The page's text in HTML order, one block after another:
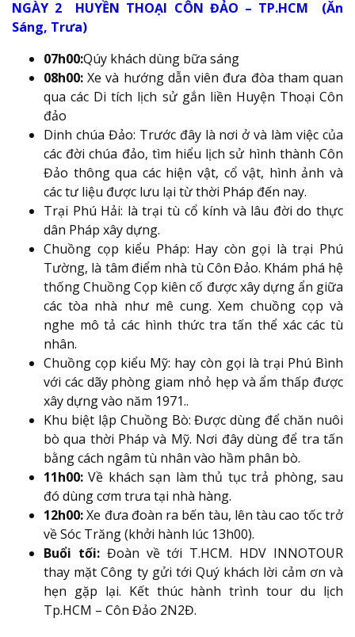
NGÀY 2 HUYỀN THOẠI CÔN ĐẢO – TP.HCM (Ăn
Sáng, Trưa)
07h00:Qúy khách dùng bữa sáng
08h00:Xe và hướng dẫn viên đưa đòa tham quan
qua các Di tích lịch sử gắn liền Huyện Thoại Côn
đảo
Dinh chúa Đảo: Trước đây là nơi ở và làm việc của
các đời chúa đảo, tìm hiểu lịch sử hình thành Côn
Đảo thông qua các hiện vật, cổ vật, hình ảnh và
các tư liệu được lưu lại từ thời Pháp đến nay.
Trại Phú Hải: là trại tù cổ kính và lâu đời do thực
dân Pháp xây dựng.
Chuồng cọp kiểu Pháp: Hay còn gọi là trại Phú
Tường, là tâm điểm nhà tù Côn Đảo. Khám phá hệ
thống Chuồng Cọp kiên cố được xây dựng ẩn giữa
các tòa nhà như mê cung. Xem chuồng cọp và
nghe mô tả các hình thức tra tấn thể xác các tù
nhân.
Chuồng cọp kiểu Mỹ: hay còn gọi là trại Phú Bình
với các dãy phòng giam nhỏ hẹp và ẩm thấp được
xây dựng vào năm 1971..
Khu biệt lập Chuồng Bò: Được dùng để chăn nuôi
bò qua thời Pháp và Mỹ. Nơi đây dùng để tra tấn
bằng cách ngâm tù nhân vào hầm phân bò.
11h00: Về khách sạn làm thủ tục trả phòng, sau
đó dùng cơm trưa tại nhà hàng.
12h00:Xe đưa đoàn ra bến tàu, lên tàu cao tốc trở
về Sóc Trăng (khởi hành lúc 13h00).
Buổi tối: Đoàn về tới T.HCM. HDV INNOTOUR
thay mặt Công ty gửi tới Quý khách lời cảm ơn và
hẹn gặp lại. Kết thúc hành trình tour du lịch
Tp.HCM – Côn Đảo 2N2Đ.